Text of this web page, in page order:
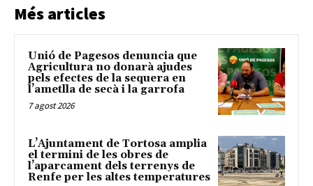
Més articles
Unió de Pagesos denuncia que
Agricultura no donarà ajudes
pels efectes de la sequera en
l’ametlla de secà i la garrofa
7 agost 2026
L’Ajuntament de Tortosa amplia
el termini de les obres de
l’aparcament dels terrenys de
Renfe per les altes temperatures